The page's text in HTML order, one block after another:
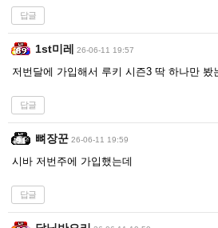
답글
1st미레 26-06-11 19:57
저번달에 가입해서 루키 시즌3 딱 하나만 봤
답글
뼈장꾼 26-06-11 19:59
시바 저번주에 가입했는데
답글